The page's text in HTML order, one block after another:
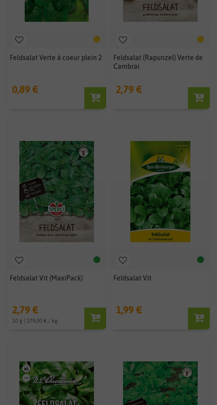
Feldsalat Verte á coeur plein 2
0,89 €
Feldsalat (Rapunzel) Verte de
Cambrai
2,79 €
Feldsalat Vit (MaxiPack)
2,79 €
10 g | 279,00 € / kg
Feldsalat Vit
1,99 €